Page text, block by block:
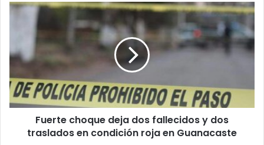
de
Biodiversidad
Fuerte
fallecidos
dos
traslados
en
condiciónFuerte choque deja dos fallecidos y dos
traslados en condición roja en Guanacaste